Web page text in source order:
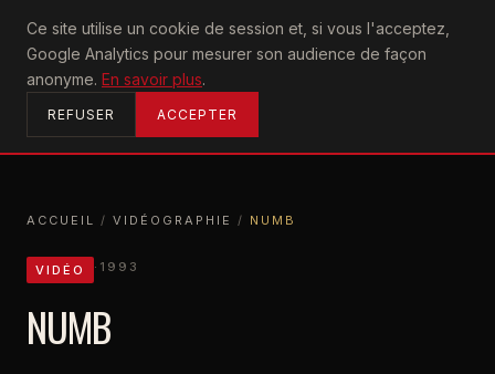
Ce site utilise un cookie de session et, si vous l'acceptez,
Google Analytics pour mesurer son audience de façon
anonyme. En savoir plus.
REFUSER ACCEPTER
U2achtung
ACCUEIL
ACCUEIL / VIDÉOGRAPHIE / NUMB
VIDÉO · 1993
NUMB